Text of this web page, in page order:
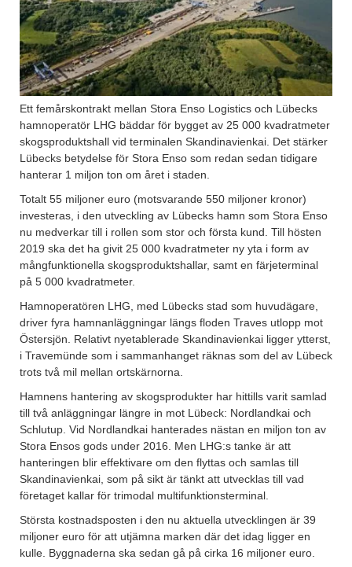
Ett femårskontrakt mellan Stora Enso Logistics och Lübecks
hamnoperatör LHG bäddar för bygget av 25 000 kvadratmeter
skogsproduktshall vid terminalen Skandinavienkai. Det stärker
Lübecks betydelse för Stora Enso som redan sedan tidigare
hanterar 1 miljon ton om året i staden.
Totalt 55 miljoner euro (motsvarande 550 miljoner kronor)
investeras, i den utveckling av Lübecks hamn som Stora Enso
nu medverkar till i rollen som stor och första kund. Till hösten
2019 ska det ha givit 25 000 kvadratmeter ny yta i form av
mångfunktionella skogsproduktshallar, samt en färjeterminal
på 5 000 kvadratmeter.
Hamnoperatören LHG, med Lübecks stad som huvudägare,
driver fyra hamnanläggningar längs floden Traves utlopp mot
Östersjön. Relativt nyetablerade Skandinavienkai ligger ytterst,
i Travemünde som i sammanhanget räknas som del av Lübeck
trots två mil mellan ortskärnorna.
Hamnens hantering av skogsprodukter har hittills varit samlad
till två anläggningar längre in mot Lübeck: Nordlandkai och
Schlutup. Vid Nordlandkai hanterades nästan en miljon ton av
Stora Ensos gods under 2016. Men LHG:s tanke är att
hanteringen blir effektivare om den flyttas och samlas till
Skandinavienkai, som på sikt är tänkt att utvecklas till vad
företaget kallar för trimodal multifunktionsterminal.
Största kostnadsposten i den nu aktuella utvecklingen är 39
miljoner euro för att utjämna marken där det idag ligger en
kulle. Byggnaderna ska sedan gå på cirka 16 miljoner euro.